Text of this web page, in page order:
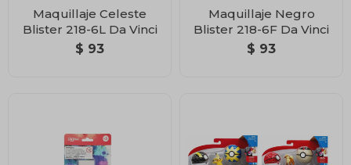
Maquillaje Celeste
Blister 218-6L Da Vinci
$ 93
Maquillaje Negro
Blister 218-6F Da Vinci
$ 93